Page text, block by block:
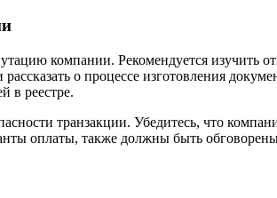
компании. Рекомендуется изучить
рассказать о процессе изготовления
в реестре.
транзакции. Убедитесь, что
оплаты, также должны быть